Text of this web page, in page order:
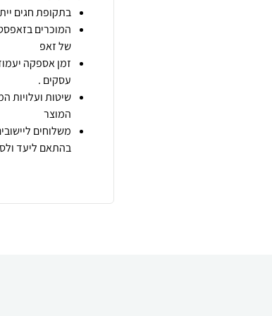
בתקופת חגים
המוכרים
של זאפ
זמן אספקה יעמוד על מקס' 7
עסקים .
שיטות ועלויות
המוצר
משלוחים
בהתאם ליעד